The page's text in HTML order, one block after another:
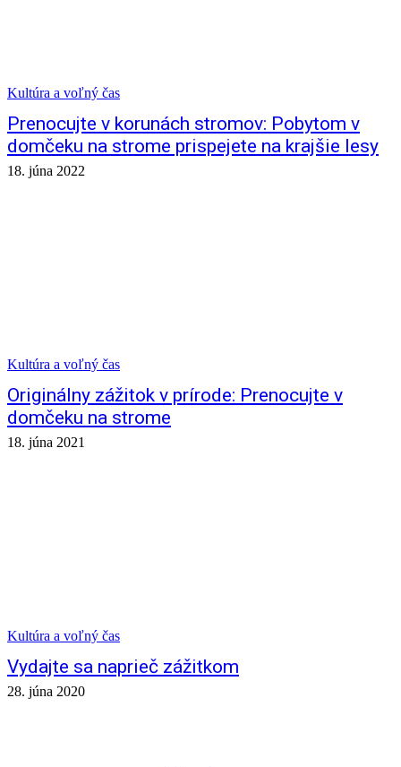
Kultúra a voľný čas
Prenocujte v korunách stromov: Pobytom v
domčeku na strome prispejete na krajšie lesy
18. júna 2022
Kultúra a voľný čas
Originálny zážitok v prírode: Prenocujte v
domčeku na strome
18. júna 2021
Kultúra a voľný čas
Vydajte sa naprieč zážitkom
28. júna 2020